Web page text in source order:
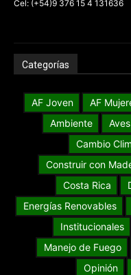
Cel: (+54)9 376 15 4 131636
Categorías
AF Joven AF
Ambiente
Cambio
Construir con
Costa Rica
Energías Renovables
Institucionales
Manejo de Fuego
Opinión